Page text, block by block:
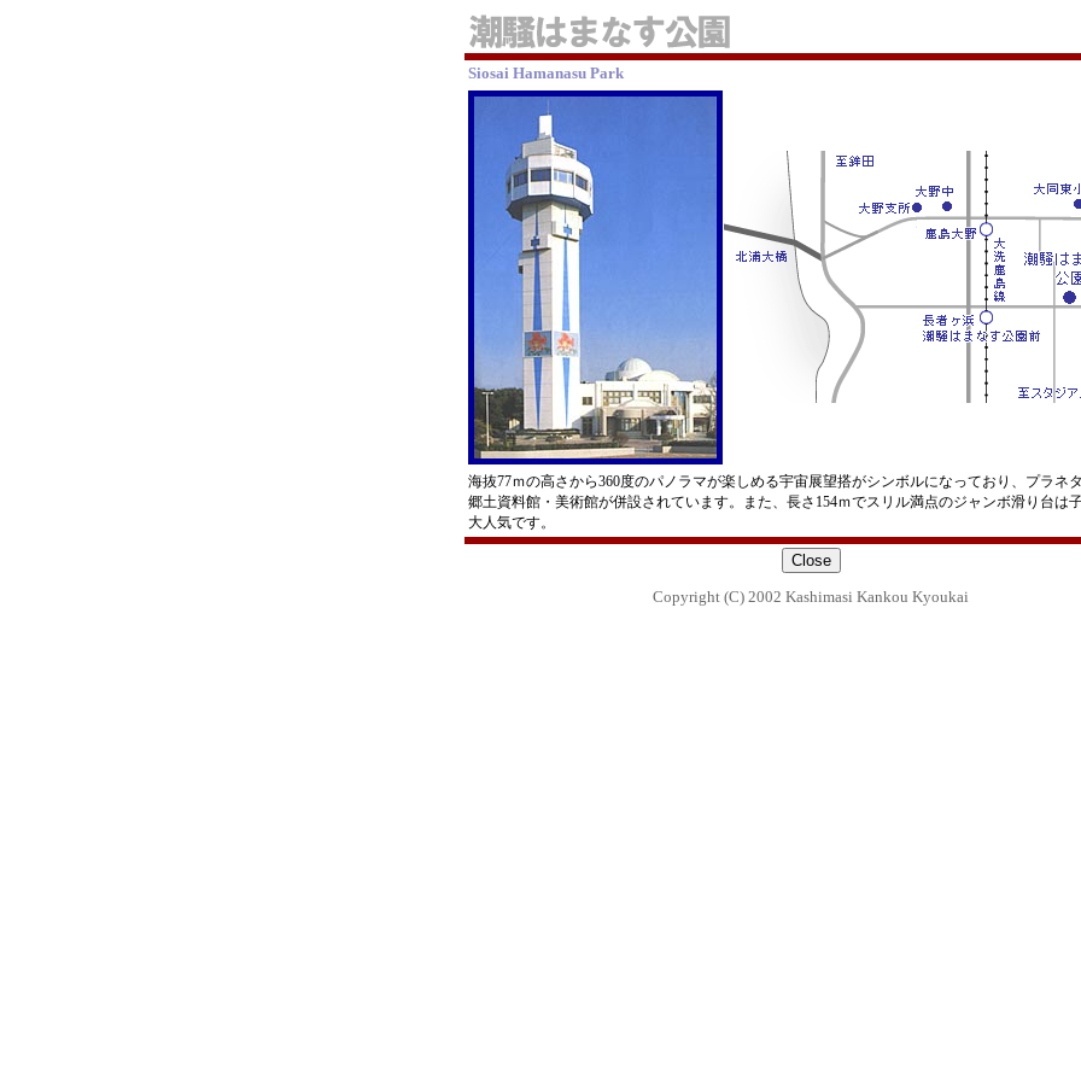
Siosai Hamanasu Park
海抜77ｍの高さから360度のパノラマが楽しめる宇宙展望搭がシンボルになっており、プラネ
郷土資料館・美術館が併設されています。また、長さ154ｍでスリル満点のジャンボ滑り台は
大人気です。
Copyright (C) 2002 Kashimasi Kankou Kyoukai